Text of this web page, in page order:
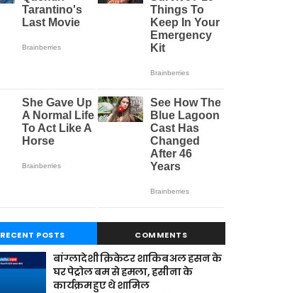
RECENT POSTS COMMENTS
बांग्लादेशी क्रिकेटर शाकिब अल हसन के
घर पेट्रोल बम से हमला, हसीना के
कार्यक्रम हुए थे शामिल